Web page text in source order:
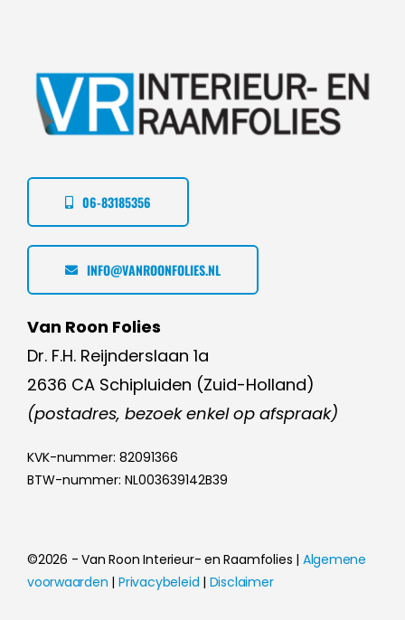
06-83185356
INFO@VANROONFOLIES.NL
Van Roon Folies
Dr. F.H. Reijnderslaan 1a
2636 CA Schipluiden (Zuid-Holland)
(postadres, bezoek enkel op afspraak)
KVK-nummer: 82091366
BTW-nummer: NL003639142B39
©2026 - Van Roon Interieur- en Raamfolies | Algemene
voorwaarden |Privacybeleid | Disclaimer